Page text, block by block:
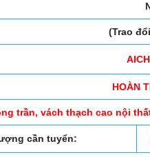
(Trao
HOÀN
trần, vách thạch cao nội thất
cần tuyển: